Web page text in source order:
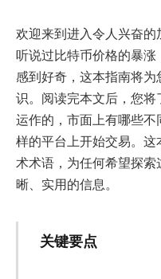
欢迎来到进入令人兴奋
听说过比特币价格的暴
感到好奇，这本指南将
识。阅读完本文后，您
运作的，市面上有哪些不
样的平台上开始交易。
术术语，为任何希望探
晰、实用的信息。
关键要点